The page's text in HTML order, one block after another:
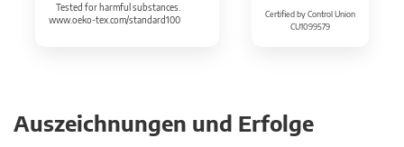
Tested for harmful substances.
www.oeko-tex.com/standard100
Certified by Control Union
CU1099579
Auszeichnungen und Erfolge